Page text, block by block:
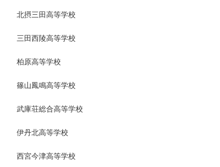
北摂三田高等学校
三田西陵高等学校
柏原高等学校
篠山鳳鳴高等学校
武庫荘総合高等学校
伊丹北高等学校
西宮今津高等学校